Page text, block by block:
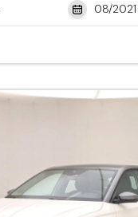
08/2021